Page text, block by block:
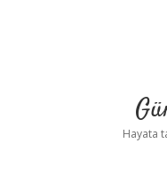
Hayata